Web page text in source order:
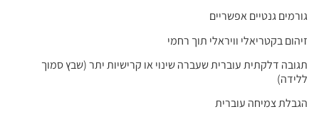
גורמים גנטיים אפשריים
זיהום בקטריאלי וויראלי תוך רחמי
תגובה דלקתית עוברית שעברה שינוי או קרישיות יתר (שבץ סמוך
ללידה)
הגבלת צמיחה עוברית